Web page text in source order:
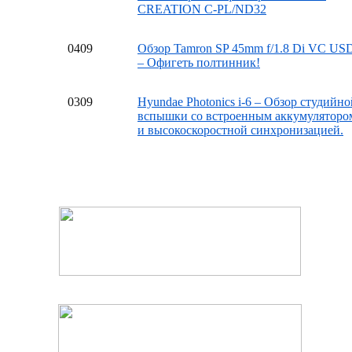
CREATION C-PL/ND32
0409
Обзор Tamron SP 45mm f/1.8 Di VC
– Офигеть полтинник!
0309
Hyundae Photonics i-6 – Обзор
вспышки со встроенным
и высокоскоростной синхронизацией.